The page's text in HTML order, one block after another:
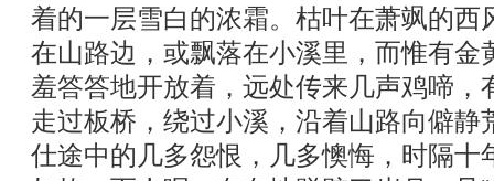
着的一层雪白的浓霜。枯叶在萧飒的西
在山路边，或飘落在小溪里，而惟有金
羞答答地开放着，远处传来几声鸡啼，
走过板桥，绕过小溪，沿着山路向僻静
仕途中的几多怨恨，几多懊悔，时隔十